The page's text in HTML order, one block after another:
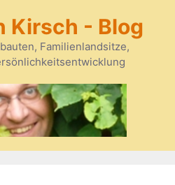
Kirsch - Blog
Familienlandsitze,